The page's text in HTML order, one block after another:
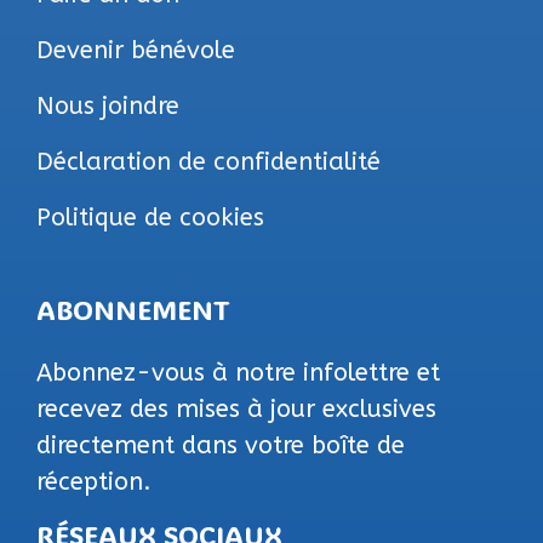
Devenir bénévole
Nous joindre
Déclaration de confidentialité
Politique de cookies
ABONNEMENT
Abonnez-vous à notre infolettre et
recevez des mises à jour exclusives
directement dans votre boîte de
réception.
RÉSEAUX SOCIAUX